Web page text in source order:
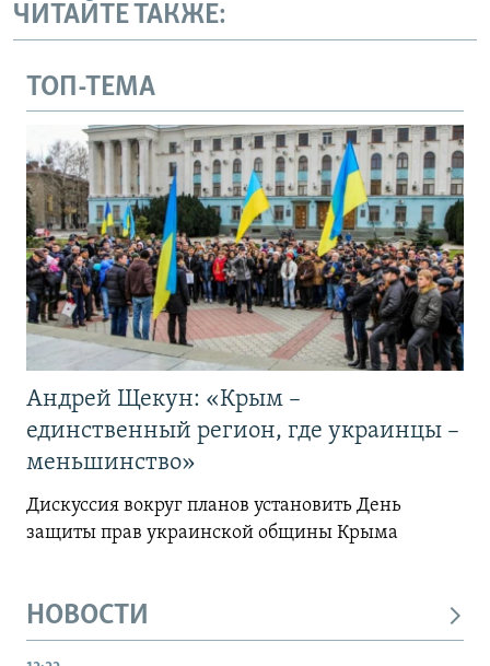
ЧИТАЙТЕ ТАКЖЕ:
ТОП-ТЕМА
Андрей Щекун: «Крым –
единственный регион, где украинцы –
меньшинство»
Дискуссия вокруг планов установить День
защиты прав украинской общины Крыма
НОВОСТИ